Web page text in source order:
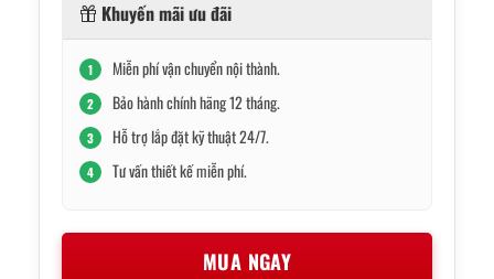
Khuyến mãi ưu đãi
1 Miễn phí vận chuyển nội thành.
2 Bảo hành chính hãng 12 tháng.
3 Hỗ trợ lắp đặt kỹ thuật 24/7.
4 Tư vấn thiết kế miễn phí.
MUA NGAY